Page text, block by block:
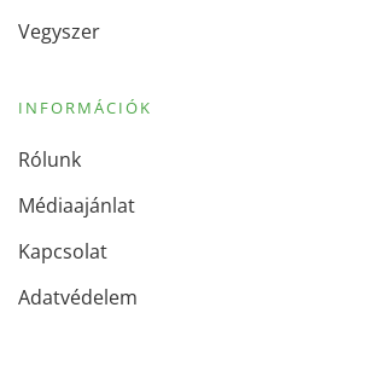
Vegyszer
INFORMÁCIÓK
Rólunk
Médiaajánlat
Kapcsolat
Adatvédelem